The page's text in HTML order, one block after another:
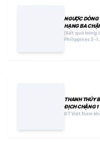
NGƯỢC
HẠNG BA
(Kết quả bóng
Philippines 3-1…
THANH THÚY
ĐỊCH CHẶNG
ĐT Việt Nam